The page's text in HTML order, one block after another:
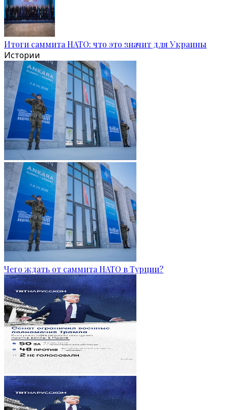
Итоги саммита НАТО: что это значит для Украины
Истории
Чего ждать от саммита НАТО в Турции?